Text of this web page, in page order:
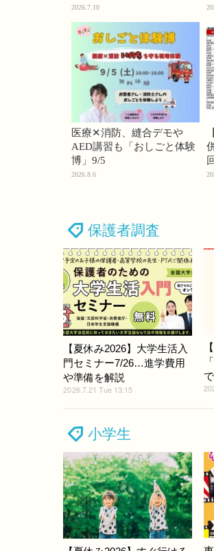
74・桜蔭70＜PR＞
2026.7.10
医療✕消防、縫合デモや
AED講習も「おしごと体験
博」9/5
2026.8.6
保護者調査
【夏休み2026】大学生活入
門セミナー7/26…進学費用
や準備を解説
2026.7.21 Tue 13:15
小学生